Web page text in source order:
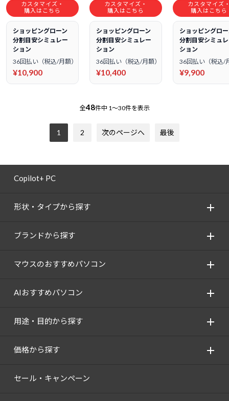
カスタマイズ・
購入はこちら
ショッピングローン
分割目安シミュレー
ション
36回払い（税込/月額）
¥10,900
カスタマイズ・
購入はこちら
ショッピングローン
分割目安シミュレー
ション
36回払い（税込/月額）
¥10,400
カスタマイズ
購入はこちら
ショッピングロ
分割目安シミュ
ション
36回払い（税込/
¥9,900
全48件中 1～30件を表示
1 2 次のページへ 最後
Copilot+ PC
形状・タイプから探す
ブランドから探す
マウスのおすすめパソコン
AIおすすめパソコン
用途・目的から探す
価格から探す
セール・キャンペーン